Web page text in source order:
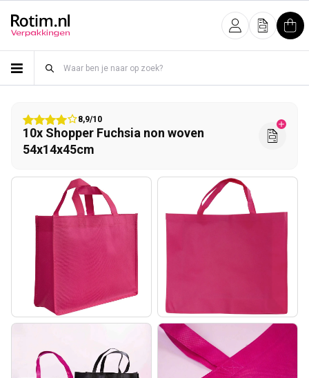
InloggenOfferte
8,9/10
10x Shopper Fuchsia non woven
54x14x45cm